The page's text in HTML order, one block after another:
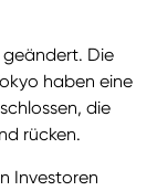
Die
haben eine
die
rücken.
Investoren